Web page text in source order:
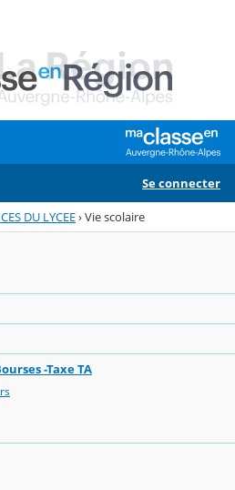
Se connecter
DU LYCEE›Vie scolaire
-Taxe TA